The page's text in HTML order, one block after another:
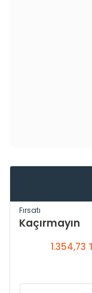
Fırsatı
Kaçırmayın